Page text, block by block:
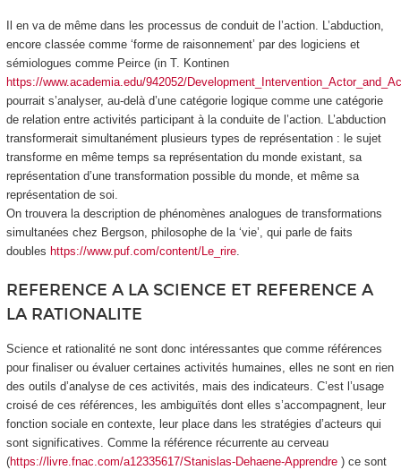
Il en va de même dans les processus de conduit de l’action. L’abduction,
encore classée comme ‘forme de raisonnement’ par des logiciens et
sémiologues comme Peirce (in T. Kontinen
https://www.academia.edu/942052/
pourrait s’analyser, au-delà d’une catégorie logique comme une catégorie
de relation entre activités participant à la conduite de l’action. L’abduction
transformerait simultanément plusieurs types de représentation : le sujet
transforme en même temps sa représentation du monde existant, sa
représentation d’une transformation possible du monde, et même sa
représentation de soi.
On trouvera la description de phénomènes analogues de transformations
simultanées chez Bergson, philosophe de la ‘vie’, qui parle de faits
doubles https://www.puf.com/content/Le_rire.
REFERENCE A LA SCIENCE ET REFERENCE A
LA RATIONALITE
Science et rationalité ne sont donc intéressantes que comme références
pour finaliser ou évaluer certaines activités humaines, elles ne sont en rien
des outils d’analyse de ces activités, mais des indicateurs. C’est l’usage
croisé de ces références, les ambiguïtés dont elles s’accompagnent, leur
fonction sociale en contexte, leur place dans les stratégies d’acteurs qui
sont significatives. Comme la référence récurrente au cerveau
(https://livre.fnac.com/a12335617/Stanislas-Dehaene-Apprendre) ce sont